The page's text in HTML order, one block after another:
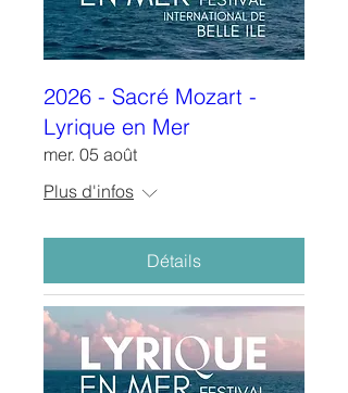
2026 - Sacré Mozart -
Lyrique en Mer
mer. 05 août
Plus d'infos
Détails